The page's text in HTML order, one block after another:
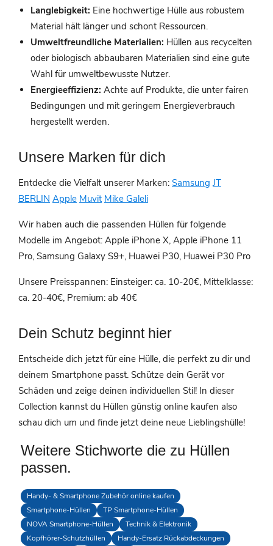
Langlebigkeit: Eine hochwertige Hülle aus robustem
Material hält länger und schont Ressourcen.
Umweltfreundliche Materialien: Hüllen aus recycelten
oder biologisch abbaubaren Materialien sind eine gute
Wahl für umweltbewusste Nutzer.
Energieeffizienz: Achte auf Produkte, die unter fairen
Bedingungen und mit geringem Energieverbrauch
hergestellt werden.
Unsere Marken für dich
Entdecke die Vielfalt unserer Marken: Samsung JT
BERLIN Apple Muvit Mike Galeli
Wir haben auch die passenden Hüllen für folgende
Modelle im Angebot: Apple iPhone X, Apple iPhone 11
Pro, Samsung Galaxy S9+, Huawei P30, Huawei P30 Pro
Unsere Preisspannen: Einsteiger: ca. 10-20€, Mittelklasse:
ca. 20-40€, Premium: ab 40€
Dein Schutz beginnt hier
Entscheide dich jetzt für eine Hülle, die perfekt zu dir und
deinem Smartphone passt. Schütze dein Gerät vor
Schäden und zeige deinen individuellen Stil! In dieser
Collection kannst du Hüllen günstig online kaufen also
schau dich um und finde jetzt deine neue Lieblingshülle!
Weitere Stichworte die zu Hüllen
passen.
Handy- & Smartphone Zubehör online kaufen
Smartphone-Hüllen
TP Smartphone-Hüllen
NOVA Smartphone-Hüllen
Technik & Elektronik
Kopfhörer-Schutzhüllen
Handy-Ersatz Rückabdeckungen